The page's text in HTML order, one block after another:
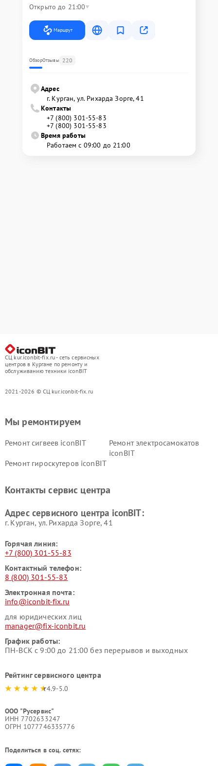
Открыто до 21:00
Маршрут
ОбзорОтзывы 220
Адрес
г. Курган, ул. Рихарда Зорге, 41
Контакты
+7 (800) 301-55-83
+7 (800) 301-55-83
Время работы
Работаем с 09:00 до 21:00
СЦ kur.iconbit-fix.ru - сеть сервисных
центров в Кургане по ремонту и
обслуживанию техники iconBIT
2021-2026 © СЦ kur.iconbit-fix.ru
Мы ремонтируем
Ремонт сигвеев iconBIT
Ремонт электросамокатов
iconBIT
Ремонт гироскутеров iconBIT
Контакты сервис центра
Адрес сервисного центра iconBIT:
г. Курган, ул. Рихарда Зорге, 41
Горячая линия:
+7 (800) 301-55-83
Контактный телефон:
8 (800) 301-55-83
Электронная почта:
info@iconbit-fix.ru
для юридических лиц
manager@fix-iconbit.ru
График работы:
ПН-ВСК с 9:00 до 21:00 без перерывов и выходных
Рейтинг сервисного центра
4.9-5.0
ООО "Русервис"
ИНН 7702633247
ОГРН 1077746335776
Поделиться в соц. сетях: